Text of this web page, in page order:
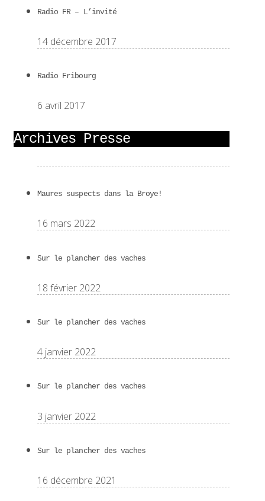
Radio FR – L’invité
14 décembre 2017
Radio Fribourg
6 avril 2017
Archives Presse
Maures suspects dans la Broye!
16 mars 2022
Sur le plancher des vaches
18 février 2022
Sur le plancher des vaches
4 janvier 2022
Sur le plancher des vaches
3 janvier 2022
Sur le plancher des vaches
16 décembre 2021